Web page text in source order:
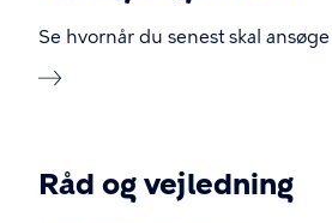
Se hvornår du senest skal
Råd og vejledning